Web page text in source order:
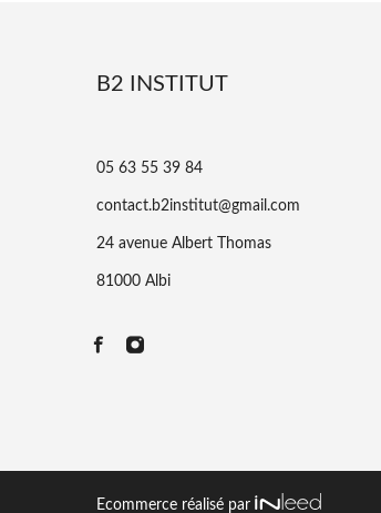
B2 INSTITUT
05 63 55 39 84
contact.b2institut@gmail.com
24 avenue Albert Thomas
81000 Albi
Ecommerce réalisé par